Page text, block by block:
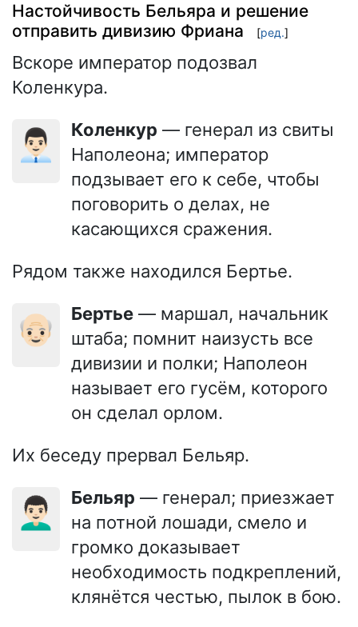
Настойчивость Бельяра и решение
отправить дивизию Фриана
[ред.]
Вскоре император подозвал
Коленкура.
👨🏻‍💼 Коленкур — генерал из свиты
Наполеона; император
подзывает его к себе, чтобы
поговорить о делах, не
касающихся сражения.
Рядом также находился Бертье.
👴🏻 Бертье — маршал, начальник
штаба; помнит наизусть все
дивизии и полки; Наполеон
называет его гусём, которого
он сделал орлом.
Их беседу прервал Бельяр.
👨🏻‍🦱 Бельяр — генерал; приезжает
на потной лошади, смело и
громко доказывает
необходимость подкреплений,
клянётся честью, пылок в бою.